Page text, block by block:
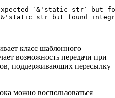
`&'static str` but
класс шаблонного
возможность передачи при
поддерживающих пересылку
можно воспользоваться